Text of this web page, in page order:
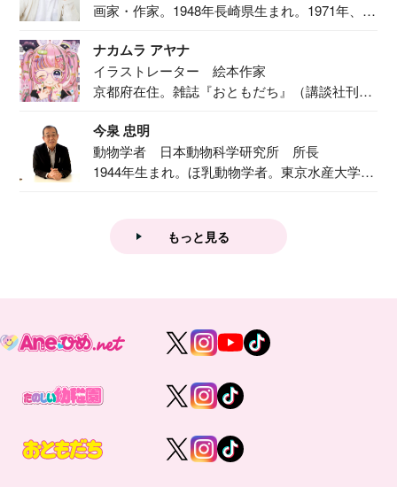
画家・作家。1948年長崎県生まれ。1971年、
ナカムラ アヤナ
イラストレーター 絵本作家
京都府在住。雑誌『おともだち』（講談社刊）
今泉 忠明
動物学者 日本動物科学研究所 所長
1944年生まれ。ほ乳動物学者。東京水産大学卒
もっと見る